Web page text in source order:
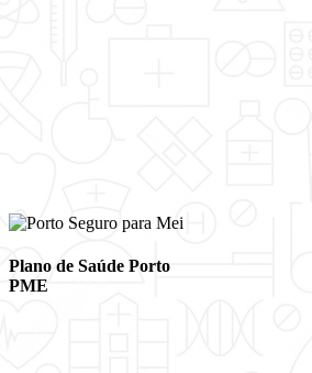
Plano de Saúde Porto
PME